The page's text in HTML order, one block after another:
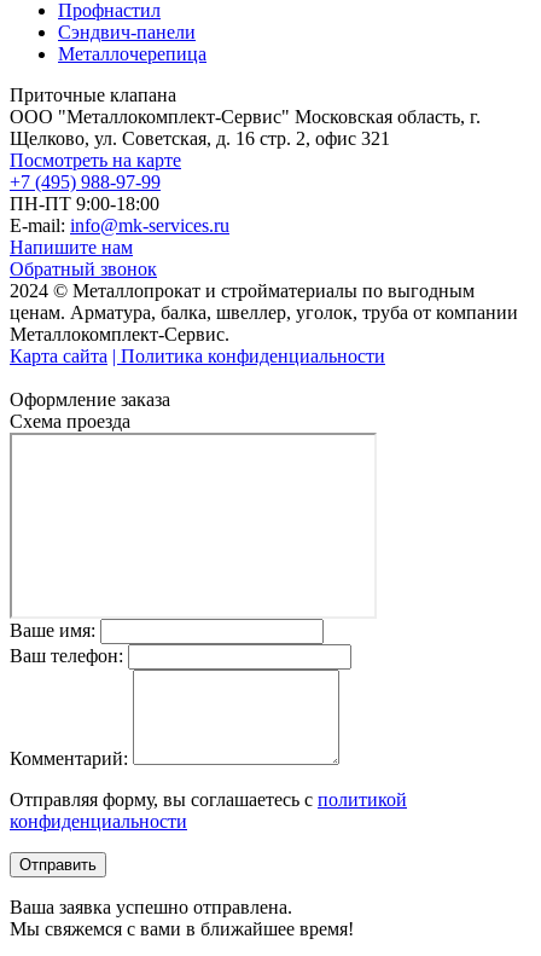
Профнастил
Сэндвич-панели
Металлочерепица
Приточные клапана
ООО "Металлокомплект-Сервис" Московская область, г.
Щелково, ул. Советская, д. 16 стр. 2, офис 321
Посмотреть на карте
+7 (495) 988-97-99
ПН-ПТ 9:00-18:00
E-mail: info@mk-services.ru
Напишите нам
Обратный звонок
2024 © Металлопрокат и стройматериалы по выгодным
ценам. Арматура, балка, швеллер, уголок, труба от компании
Металлокомплект-Сервис.
Карта сайта | Политика конфиденциальности
Оформление заказа
Схема проезда
Ваше имя:
Ваш телефон:
Комментарий:
Отправляя форму, вы соглашаетесь с политикой
конфиденциальности
Отправить
Ваша заявка успешно отправлена.
Мы свяжемся с вами в ближайшее время!